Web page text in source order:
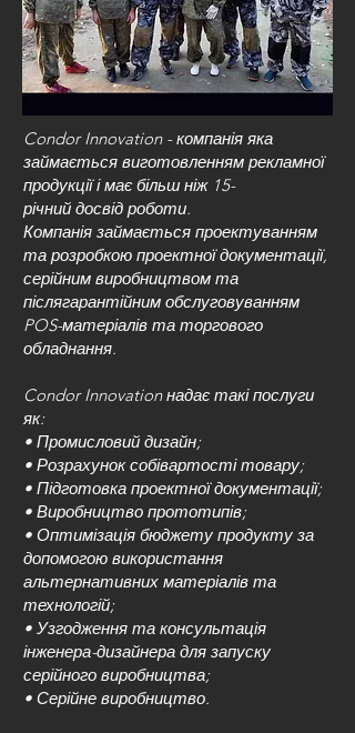
Condor Innovation - компанія яка
займається виготовленням рекламної
продукції і має більш ніж 15-
річний досвід роботи.
Компанія займається проектуванням
та розробкою проектної документації,
серійним виробництвом та
післягарантійним обслуговуванням
POS-матеріалів та торгового
обладнання.
Condor Innovation надає такі послуги
як:
• Промисловий дизайн;
• Розрахунок собівартості товару;
• Підготовка проектної документації;
• Виробництво прототипів;
• Оптимізація бюджету продукту за
допомогою використання
альтернативних матеріалів та
технологій;
• Узгодження та консультація
інженера-дизайнера для запуску
серійного виробництва;
• Серійне виробництво.